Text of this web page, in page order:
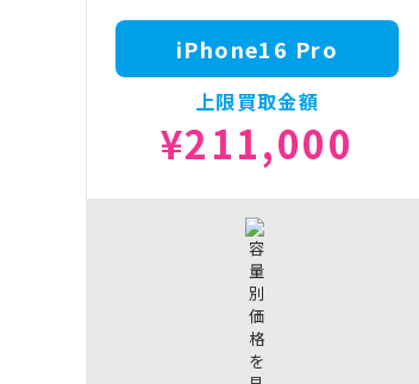
iPhone16 Pro
上限買取金額
¥211,000